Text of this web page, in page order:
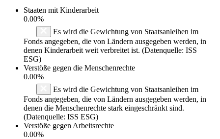
Staaten mit Kinderarbeit
0.00%
Es wird die Gewichtung von Staatsanleihen im
Fonds angegeben, die von Ländern ausgegeben werden, in
denen Kinderarbeit weit verbreitet ist. (Datenquelle: ISS
ESG)
Verstöße gegen die Menschenrechte
0.00%
Es wird die Gewichtung von Staatsanleihen im
Fonds angegeben, die von Ländern ausgegeben werden, in
denen die Menschenrechte stark eingeschränkt sind.
(Datenquelle: ISS ESG)
Verstöße gegen Arbeitsrechte
0.00%